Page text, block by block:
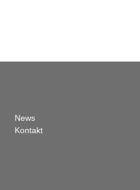
News
Kontakt